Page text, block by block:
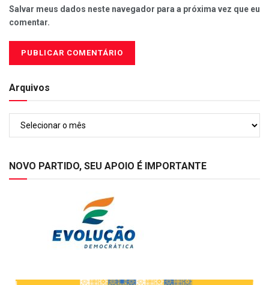
Salvar meus dados neste navegador para a próxima vez que eu
comentar.
Arquivos
Arquivos
NOVO PARTIDO, SEU APOIO É IMPORTANTE